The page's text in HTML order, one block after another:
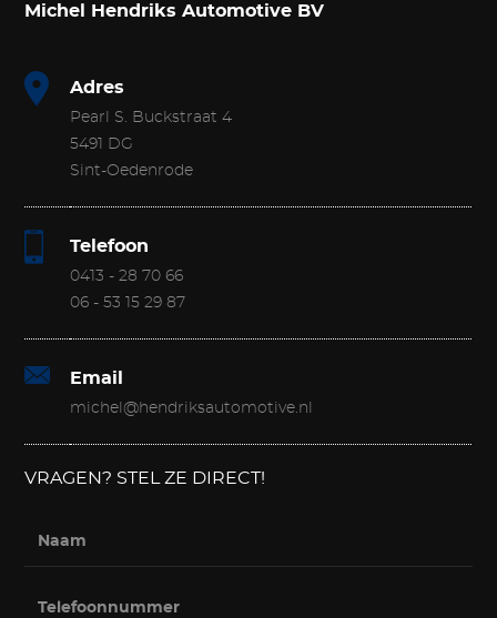
Michel Hendriks Automotive BV
Adres
Pearl S. Buckstraat 4
5491 DG
Sint-Oedenrode
Telefoon
0413 - 28 70 66
06 - 53 15 29 87
Email
michel@hendriksautomotive.nl
VRAGEN? STEL ZE DIRECT!